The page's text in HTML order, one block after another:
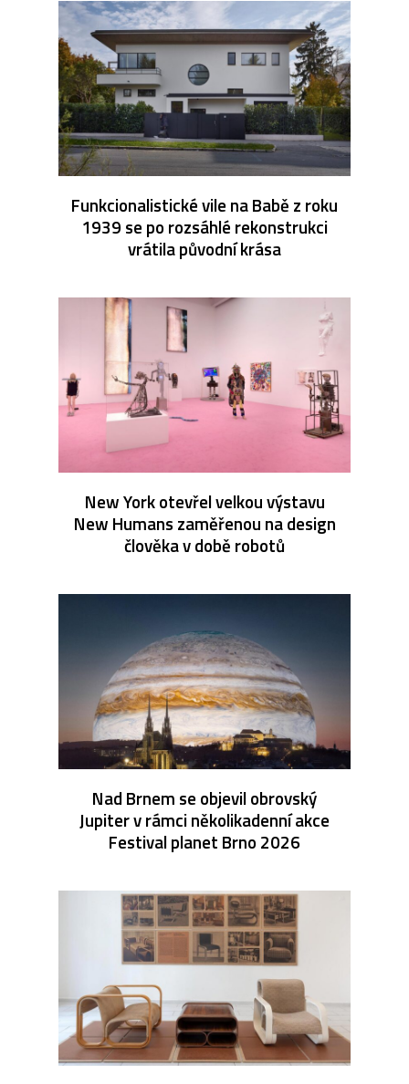
Funkcionalistické vile na Babě z roku
1939 se po rozsáhlé rekonstrukci
vrátila původní krása
New York otevřel velkou výstavu
New Humans zaměřenou na design
člověka v době robotů
Nad Brnem se objevil obrovský
Jupiter v rámci několikadenní akce
Festival planet Brno 2026